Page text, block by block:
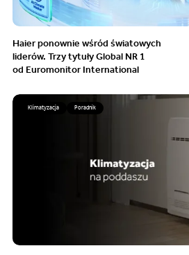
Haier ponownie wśród światowych
liderów. Trzy tytuły Global NR 1
od Euromonitor International
Klimatyzacja Poradnik